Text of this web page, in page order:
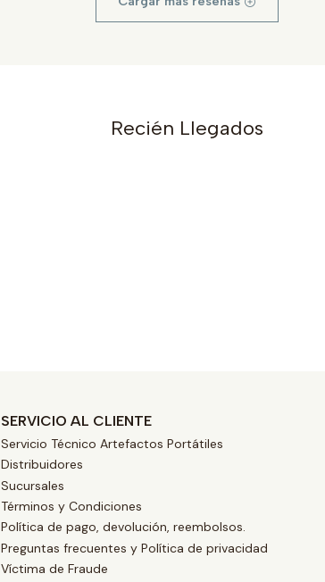
Recién Llegados
SERVICIO AL CLIENTE
Servicio Técnico Artefactos Portátiles
Distribuidores
Sucursales
Términos y Condiciones
Política de pago, devolución, reembolsos.
Preguntas frecuentes y Política de privacidad
Víctima de Fraude